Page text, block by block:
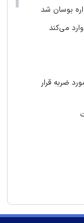
بوسان شد
ضربه قرار
را محرمانه